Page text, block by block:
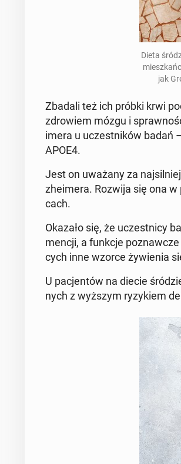
Dieta
jak
Zbadali też ich próbki krwi
zdro­wiem mózgu i
ime­ra u uczest­ni­ków badań
APOE4.
Jest on uważany za
zhe­ime­ra. Rozwija się ona
cach.
Okazało się, że uczest­ni­cy
men­cji, a funkcje
cych inne wzorce ży­wie­nia
U pa­cjen­tów na diecie
nych z wyższym ry­zy­kiem